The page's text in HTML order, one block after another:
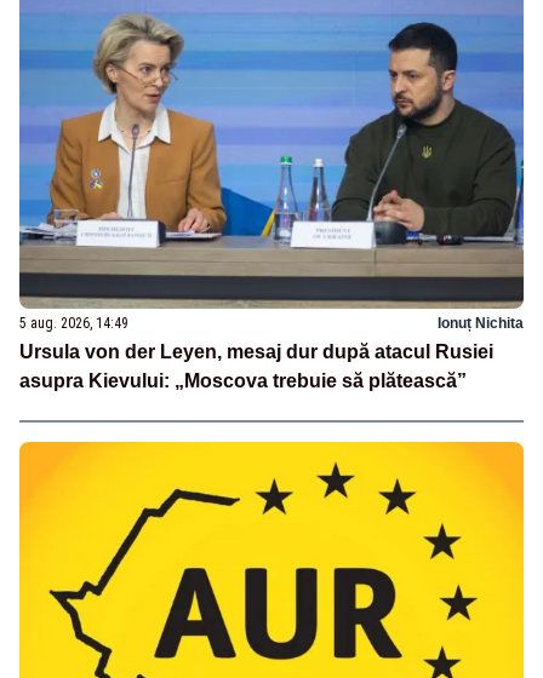
5 aug. 2026, 14:49 Ionuț Nichita
Ursula von der Leyen, mesaj dur după atacul Rusiei
asupra Kievului: „Moscova trebuie să plătească”